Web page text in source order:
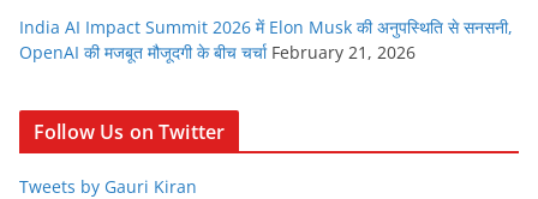
India AI Impact Summit 2026 में Elon Musk की अनुपस्थिति से सनसनी,
OpenAI की मजबूत मौजूदगी के बीच चर्चा February 21, 2026
Follow Us on Twitter
Tweets by Gauri Kiran